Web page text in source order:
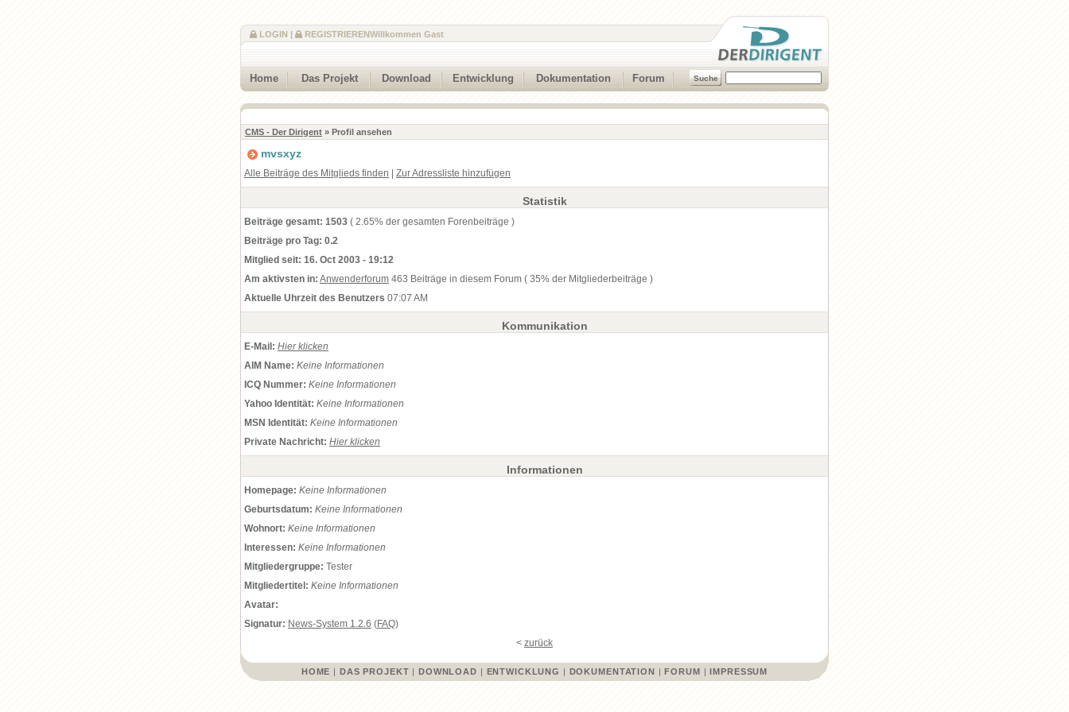
Willkommen Gast
LOGIN | REGISTRIEREN
Home Das Projekt Download Entwicklung Dokumentation Forum
CMS - Der Dirigent » Profil ansehen
mvsxyz
Alle Beiträge des Mitglieds finden Zur Adressliste hinzufügen
Statistik
Beiträge gesamt: 1503 ( 2.65% der gesamten Forenbeiträge )
Beiträge pro Tag: 0.2
Mitglied seit: 16. Oct 2003 - 19:12
Am aktivsten in: Anwenderforum 463 Beiträge in diesem Forum ( 35% der Mitgliederbeiträge )
Aktuelle Uhrzeit des Benutzers 07:07 AM
Kommunikation
E-Mail: Hier klicken
AIM Name: Keine Informationen
ICQ Nummer: Keine Informationen
Yahoo Identität: Keine Informationen
MSN Identität: Keine Informationen
Private Nachricht: Hier klicken
Informationen
Homepage: Keine Informationen
Geburtsdatum: Keine Informationen
Wohnort: Keine Informationen
Interessen: Keine Informationen
Mitgliedergruppe: Tester
Mitgliedertitel: Keine Informationen
Avatar:
Signatur: News-System 1.2.6 (FAQ)
< zurück
HOME | DAS PROJEKT | DOWNLOAD | ENTWICKLUNG | DOKUMENTATION |FORUM |IMPRESSUM